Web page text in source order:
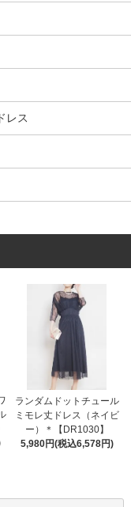
レス
ランダムドットチュール
ミモレ丈ドレス（ネイビ
ー）＊【DR1030】
5,980円(税込6,578円)